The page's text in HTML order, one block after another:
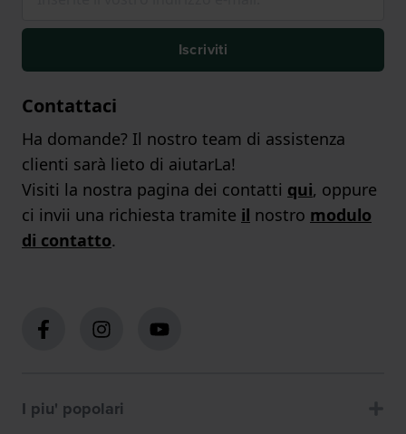
Iscriviti
Contattaci
Ha domande? Il nostro team di assistenza
clienti sarà lieto di aiutarLa!
Visiti la nostra pagina dei contatti qui, oppure
ci invii una richiesta tramite il nostro modulo
di contatto.
I piu' popolari